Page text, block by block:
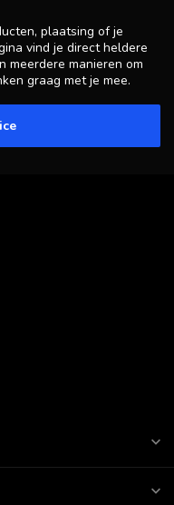
plaatsing of je
vind je direct heldere
meerdere manieren om
graag met je mee.